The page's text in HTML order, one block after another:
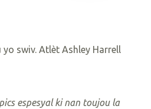
swiv. Atlèt Ashley Harrell
espesyal ki nan toujou la